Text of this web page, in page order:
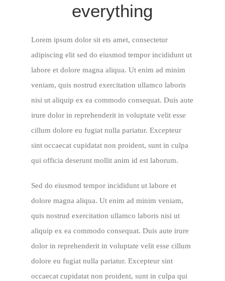
everything
Lorem ipsum dolor sit ets amet, consectetur
adipiscing elit sed do eiusmod tempor incididunt ut
labore et dolore magna aliqua. Ut enim ad minim
veniam, quis nostrud exercitation ullamco laboris
nisi ut aliquip ex ea commodo consequat. Duis aute
irure dolor in reprehenderit in voluptate velit esse
cillum dolore eu fugiat nulla pariatur. Excepteur
sint occaecat cupidatat non proident, sunt in culpa
qui officia deserunt mollit anim id est laborum.
Sed do eiusmod tempor incididunt ut labore et
dolore magna aliqua. Ut enim ad minim veniam,
quis nostrud exercitation ullamco laboris nisi ut
aliquip ex ea commodo consequat. Duis aute irure
dolor in reprehenderit in voluptate velit esse cillum
dolore eu fugiat nulla pariatur. Excepteur sint
occaecat cupidatat non proident, sunt in culpa qui